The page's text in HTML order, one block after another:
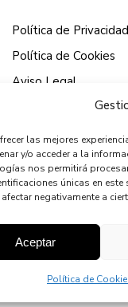
las mejores
y/o acceder a la
nos permitirá
únicas en
negativamente a
Aceptar
Política de
Política de Privacidad
Política de Cookies
Aviso Legal